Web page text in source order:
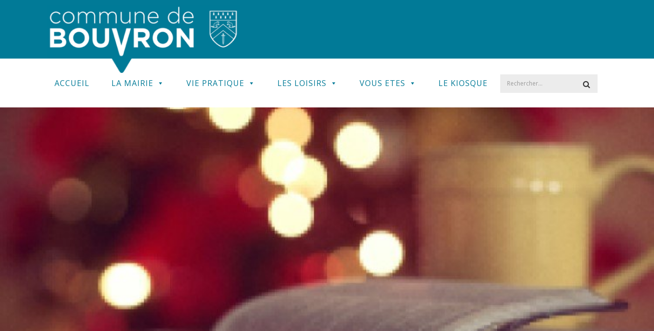
ACCUEIL LA MAIRIE VIE PRATIQUE LES LOISIRS VOUS ETES LE KIOSQUE